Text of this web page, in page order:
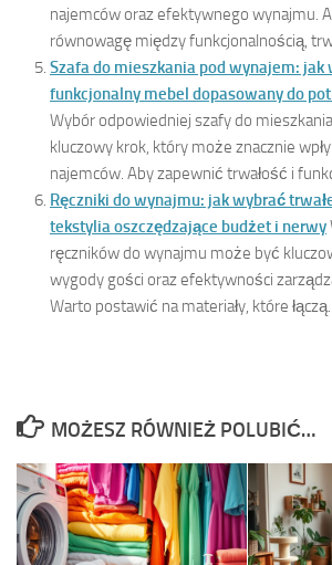
najemców oraz efektywnego wynajmu.
równowagę między funkcjonalnością,
Szafa do mieszkania pod wynajem: jak
funkcjonalny mebel dopasowany do
Wybór odpowiedniej szafy do
kluczowy krok, który może znacznie
najemców. Aby zapewnić trwałość i
Ręczniki do wynajmu: jak wybrać
tekstylia oszczędzające budżet i nerwy
ręczników do wynajmu może być
wygody gości oraz efektywności
Warto postawić na materiały, które
MOŻESZ RÓWNIEŻ POLUBIĆ…